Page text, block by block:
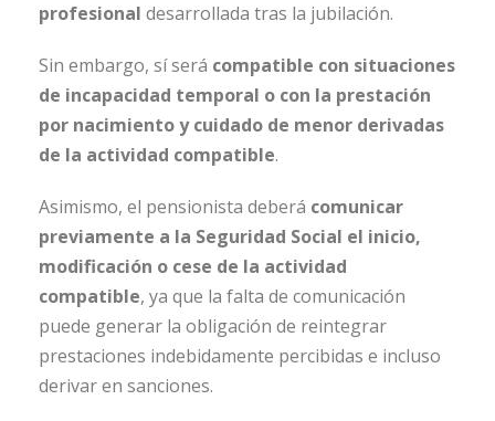
profesional desarrollada tras la jubilación.
Sin embargo, sí será compatible con situaciones
de incapacidad temporal o con la prestación
por nacimiento y cuidado de menor derivadas
de la actividad compatible.
Asimismo, el pensionista deberá comunicar
previamente a la Seguridad Social el inicio,
modificación o cese de la actividad
compatible, ya que la falta de comunicación
puede generar la obligación de reintegrar
prestaciones indebidamente percibidas e incluso
derivar en sanciones.